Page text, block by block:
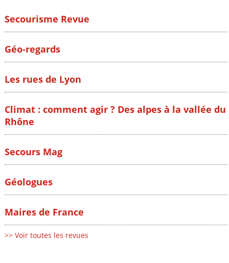
Secourisme Revue
Géo-regards
Les rues de Lyon
Climat : comment agir ? Des alpes à la vallée du
Rhône
Secours Mag
Géologues
Maires de France
>> Voir toutes les revues